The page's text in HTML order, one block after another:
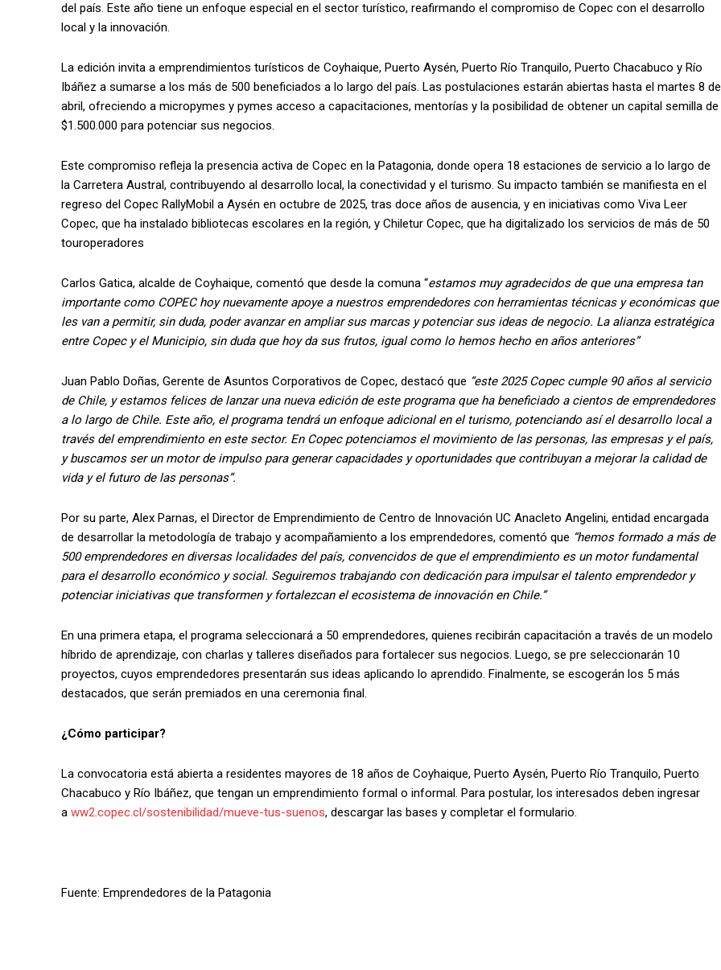
del país. Este año tiene un enfoque especial en el sector turístico, reafirmando el compromiso de Copec con el desarrollo
local y la innovación.
La edición invita a emprendimientos turísticos de Coyhaique, Puerto Aysén, Puerto Río Tranquilo, Puerto Chacabuco y Río
Ibáñez a sumarse a los más de 500 beneficiados a lo largo del país. Las postulaciones estarán abiertas hasta el martes 8 de
abril, ofreciendo a micropymes y pymes acceso a capacitaciones, mentorías y la posibilidad de obtener un capital semilla de
$1.500.000 para potenciar sus negocios.
Este compromiso refleja la presencia activa de Copec en la Patagonia, donde opera 18 estaciones de servicio a lo largo de
la Carretera Austral, contribuyendo al desarrollo local, la conectividad y el turismo. Su impacto también se manifiesta en el
regreso del Copec RallyMobil a Aysén en octubre de 2025, tras doce años de ausencia, y en iniciativas como Viva Leer
Copec, que ha instalado bibliotecas escolares en la región, y Chiletur Copec, que ha digitalizado los servicios de más de 50
touroperadores
Carlos Gatica, alcalde de Coyhaique, comentó que desde la comuna “estamos muy agradecidos de que una empresa tan
importante como COPEC hoy nuevamente apoye a nuestros emprendedores con herramientas técnicas y económicas que
les van a permitir, sin duda, poder avanzar en ampliar sus marcas y potenciar sus ideas de negocio. La alianza estratégica
entre Copec y el Municipio, sin duda que hoy da sus frutos, igual como lo hemos hecho en años anteriores”
Juan Pablo Doñas, Gerente de Asuntos Corporativos de Copec, destacó que “este 2025 Copec cumple 90 años al servicio
de Chile, y estamos felices de lanzar una nueva edición de este programa que ha beneficiado a cientos de emprendedores
a lo largo de Chile. Este año, el programa tendrá un enfoque adicional en el turismo, potenciando así el desarrollo local a
través del emprendimiento en este sector. En Copec potenciamos el movimiento de las personas, las empresas y el país,
y buscamos ser un motor de impulso para generar capacidades y oportunidades que contribuyan a mejorar la calidad de
vida y el futuro de las personas”.
Por su parte, Alex Parnas, el Director de Emprendimiento de Centro de Innovación UC Anacleto Angelini, entidad encargada
de desarrollar la metodología de trabajo y acompañamiento a los emprendedores, comentó que “hemos formado a más de
500 emprendedores en diversas localidades del país, convencidos de que el emprendimiento es un motor fundamental
para el desarrollo económico y social. Seguiremos trabajando con dedicación para impulsar el talento emprendedor y
potenciar iniciativas que transformen y fortalezcan el ecosistema de innovación en Chile.”
En una primera etapa, el programa seleccionará a 50 emprendedores, quienes recibirán capacitación a través de un modelo
híbrido de aprendizaje, con charlas y talleres diseñados para fortalecer sus negocios. Luego, se pre seleccionarán 10
proyectos, cuyos emprendedores presentarán sus ideas aplicando lo aprendido. Finalmente, se escogerán los 5 más
destacados, que serán premiados en una ceremonia final.
¿Cómo participar?
La convocatoria está abierta a residentes mayores de 18 años de Coyhaique, Puerto Aysén, Puerto Río Tranquilo, Puerto
Chacabuco y Río Ibáñez, que tengan un emprendimiento formal o informal. Para postular, los interesados deben ingresar
a ww2.copec.cl/sostenibilidad/mueve-tus-suenos, descargar las bases y completar el formulario.
Fuente: Emprendedores de la Patagonia